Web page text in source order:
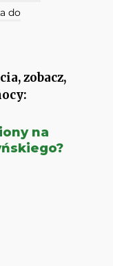
do
zobacz,
na